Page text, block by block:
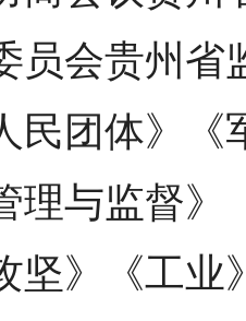
员会贵州省
民团体》《
理与监督
坚》《工